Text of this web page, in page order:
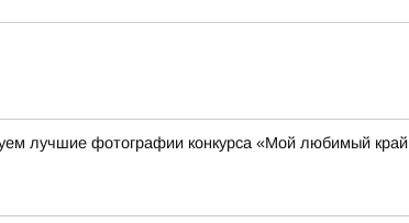
лучшие фотографии конкурса «Мой любимый